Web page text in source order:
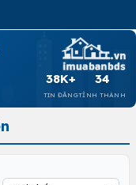
38K+
TIN ĐĂNG
34
TỈNH THÀNH